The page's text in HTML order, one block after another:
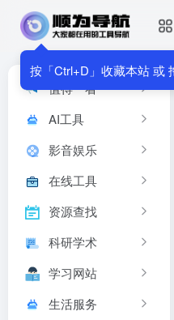
按「Ctrl+D」收藏本站 或
值得一看
AI工具
影音娱乐
在线工具
资源查找
科研学术
学习网站
生活服务
Change Face With
Change Face With AI是